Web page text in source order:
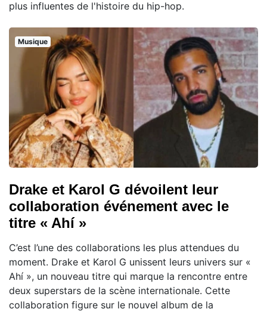
plus influentes de l'histoire du hip-hop.
Musique
Drake et Karol G dévoilent leur
collaboration événement avec le
titre « Ahí »
C’est l’une des collaborations les plus attendues du
moment. Drake et Karol G unissent leurs univers sur «
Ahí », un nouveau titre qui marque la rencontre entre
deux superstars de la scène internationale. Cette
collaboration figure sur le nouvel album de la